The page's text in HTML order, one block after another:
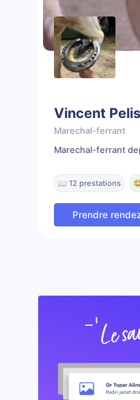
Vincent
Marechal-ferrant
Marechal-ferrant
📖 12 prestations
Prendre